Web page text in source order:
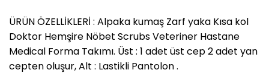
ÜRÜN ÖZELLİKLERİ : Alpaka kumaş Zarf yaka Kısa kol
Doktor Hemşire Nöbet Scrubs Veteriner Hastane
Medical Forma Takımı. Üst : 1 adet üst cep 2 adet yan
cepten oluşur, Alt : Lastikli Pantolon .